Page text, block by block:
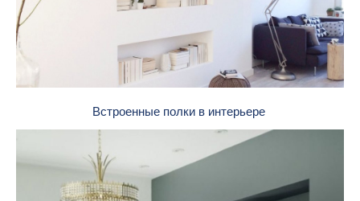
Встроенные полки в интерьере